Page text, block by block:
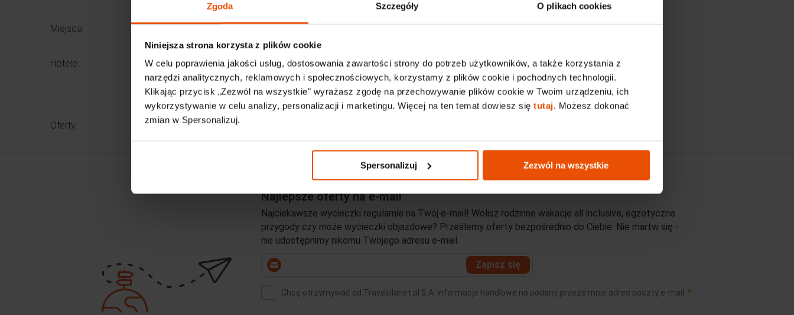
Zgoda Szczegóły O plikach cookies
Niniejsza strona korzysta z plików cookie
W celu poprawienia jakości usług, dostosowania zawartości strony do potrzeb użytkowników, a także korzystania z
narzędzi analitycznych, reklamowych i społecznościowych, korzystamy z plików cookie i pochodnych technologii.
Klikając przycisk „Zezwól na wszystkie" wyrażasz zgodę na przechowywanie plików cookie w Twoim urządzeniu, ich
wykorzystywanie w celu analizy, personalizacji i marketingu. Więcej na ten temat dowiesz się tutaj. Możesz dokonać
zmian w Spersonalizuj.
Spersonalizuj Zezwól na wszystkie
Miejsca: Alikanas Laganas Planos Vasilikos Tsilivi
Hotele: Karras Canadian Mariana Aura (ex. Zakynthos Must)
Portego (Laganas)
Denise Beach
Karras Livin Letsos
Acapulco Marinos 1
Agoulos Beach (ex. Agoulos Inn)
Oferty: Wczasy w Argassi
Najlepsze oferty na e-mail
Najciekawsze wycieczki regularnie na Twój e-mail! Wolisz rodzinne wakacje all inclusive, egzotyczne
przygody czy może wycieczki objazdowe? Prześlemy oferty bezpośrednio do Ciebie. Nie martw się -
nie udostępnimy nikomu Twojego adresu e-mail.
Wprowadź
swój
Zapisz się
Chcę otrzymywać od Travelplanet.pl S.A. informacje handlowe na podany przeze mnie adres poczty e-mail. *